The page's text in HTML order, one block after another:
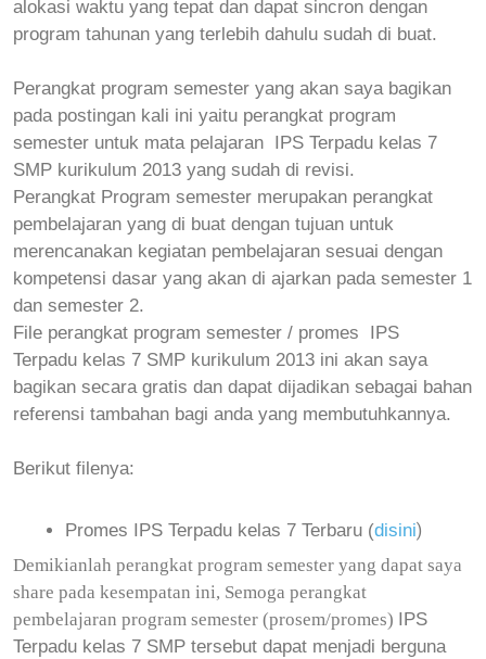
alokasi waktu yang tepat dan dapat sincron dengan
program tahunan yang terlebih dahulu sudah di buat.
Perangkat program semester yang akan saya bagikan
pada postingan kali ini yaitu perangkat program
semester untuk mata pelajaran IPS Terpadu kelas 7
SMP kurikulum 2013 yang sudah di revisi.
Perangkat Program semester merupakan perangkat
pembelajaran yang di buat dengan tujuan untuk
merencanakan kegiatan pembelajaran sesuai dengan
kompetensi dasar yang akan di ajarkan pada semester 1
dan semester 2.
File perangkat program semester / promes IPS
Terpadu kelas 7 SMP kurikulum 2013 ini akan saya
bagikan secara gratis dan dapat dijadikan sebagai bahan
referensi tambahan bagi anda yang membutuhkannya.
Berikut filenya:
Promes IPS Terpadu kelas 7 Terbaru (disini)
Demikianlah perangkat program semester yang dapat saya
share pada kesempatan ini, Semoga perangkat
pembelajaran program semester (prosem/promes) IPS
Terpadu kelas 7 SMP tersebut dapat menjadi berguna